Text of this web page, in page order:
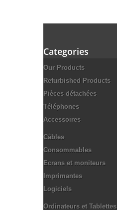
Categories
Our Products
Refurbished Products
Pièces détachées
Téléphones
Accessoires
Câbles
Consommables
Ecrans et moniteurs
Imprimantes
Logiciels
Ordinateurs et Tablettes